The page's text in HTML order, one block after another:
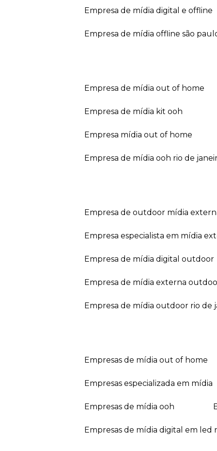
empresa de mídia digital e offline
empresa de mídia offline são
empresa de mídia out of home
empresa de mídia kit ooh
empresa mídia out of home
empresa de mídia ooh rio de
empresa de outdoor mídia
empresa especialista em mídia
empresa de mídia digital outdoor
empresa de mídia externa
empresa de mídia outdoor rio de
empresas de mídia out of home
empresas especializada em mídia
empresas de mídia ooh
empresas de mídia digital em led